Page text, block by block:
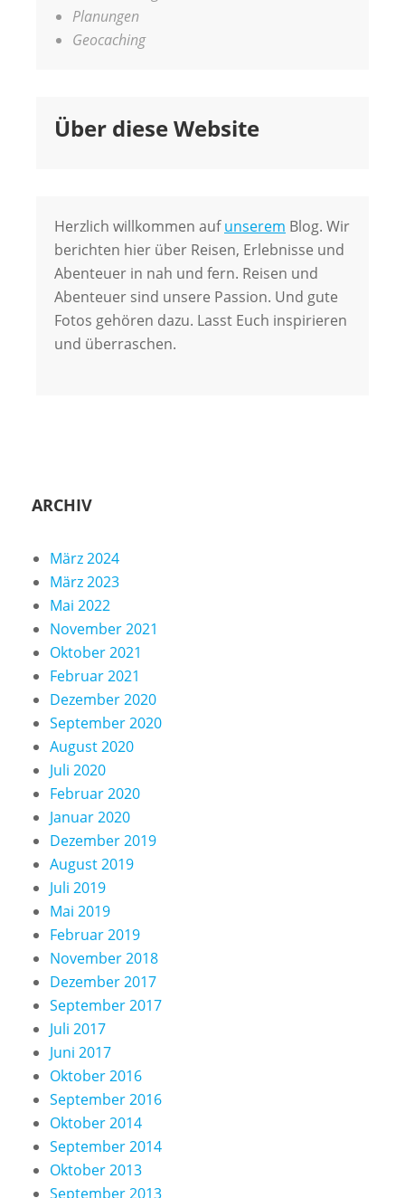
Planungen
Geocaching
Über diese Website
Herzlich willkommen aufunserem Blog. Wir
berichten hier über Reisen, Erlebnisse und
Abenteuer in nah und fern. Reisen und
Abenteuer sind unsere Passion. Und gute
Fotos gehören dazu. Lasst Euch inspirieren
und überraschen.
ARCHIV
März 2024
März 2023
Mai 2022
November 2021
Oktober 2021
Februar 2021
Dezember 2020
September 2020
August 2020
Juli 2020
Februar 2020
Januar 2020
Dezember 2019
August 2019
Juli 2019
Mai 2019
Februar 2019
November 2018
Dezember 2017
September 2017
Juli 2017
Juni 2017
Oktober 2016
September 2016
Oktober 2014
September 2014
Oktober 2013
September 2013